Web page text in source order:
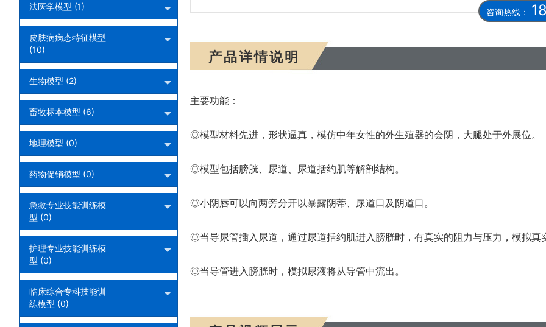
咨询热线：
产品详情说明
主要功能：
◎模型材料先进，形状逼真，模仿中年女性的外生殖器的会阴，大腿处于外展位。
◎模型包括膀胱、尿道、尿道括约肌等解剖结构。
◎小阴唇可以向两旁分开以暴露阴蒂、尿道口及阴道口。
◎当导尿管插入尿道，通过尿道括约肌进入膀胱时，有真实的阻力与压力，模拟真
◎当导管进入膀胱时，模拟尿液将从导管中流出。
法医学模型 (1)
皮肤病病态特征模型
(10)
生物模型 (2)
畜牧标本模型 (6)
地理模型 (0)
药物促销模型 (0)
急救专业技能训练模
型 (0)
护理专业技能训练模
型 (0)
临床综合专科技能训
练模型 (0)